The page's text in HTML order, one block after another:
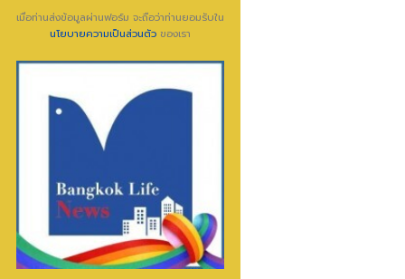
เมื่อท่านส่งข้อมูลผ่านฟอร์ม จะถือว่าท่านยอมรับใน
นโยบายความเป็นส่วนตัว ของเรา